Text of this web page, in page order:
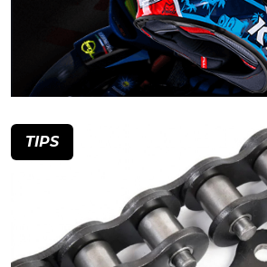
TIPS